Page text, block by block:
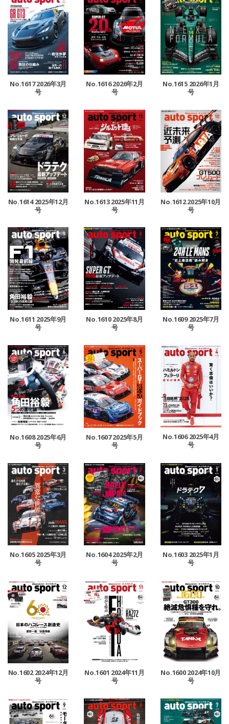
No.1617 2026年3月
号
No.1616 2026年2月
号
No.1615 2026年1月
号
No.1614 2025年12月
号
No.1613 2025年11月
号
No.1612 2025年10月
号
No.1611 2025年9月
号
No.1610 2025年8月
号
No.1609 2025年7月
号
No.1608 2025年6月
号
No.1607 2025年5月
号
No.1606 2025年4月
号
No.1605 2025年3月
号
No.1604 2025年2月
号
No.1603 2025年1月
号
No.1602 2024年12月
号
No.1601 2024年11月
号
No.1600 2024年10月
号